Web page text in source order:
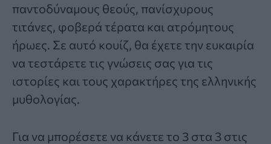
παντοδύναμους θεούς, πανίσχυρους
τιτάνες, φοβερά τέρατα και ατρόμητους
ήρωες. Σε αυτό κουίζ, θα έχετε την ευκαιρία
να τεστάρετε τις γνώσεις σας για τις
ιστορίες και τους χαρακτήρες της ελληνικής
μυθολογίας
Για να μπορέσετε να κάνετε το 3 στα 3 στις